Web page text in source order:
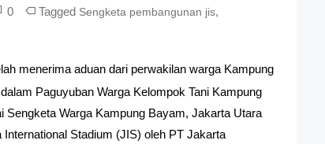
0 Tagged Sengketa pembangunan jis,
menerima aduan dari perwakilan warga Kampung
Paguyuban Warga Kelompok Tani Kampung
Warga Kampung Bayam, Jakarta Utara
Stadium (JIS) oleh PT Jakarta